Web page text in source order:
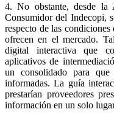
4. No obstante, desde la
Consumidor del Indecopi,
respecto de las
ofrecen en el mercado.
digital interactiva que
aplicativos de
un consolidado para que
informadas. La guía
prestarían proveedores
información en un solo